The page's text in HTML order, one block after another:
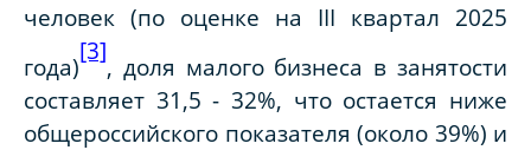
человек (по оценке на III квартал 2025
года)
[3]
, доля малого бизнеса в занятости
составляет 31,5 - 32%, что остается ниже
общероссийского показателя (около 39%) и